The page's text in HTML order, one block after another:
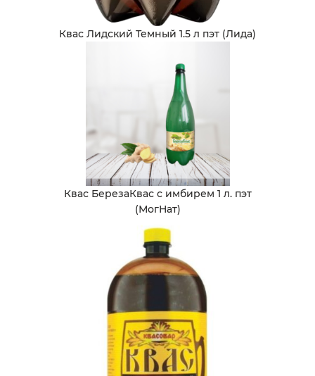
Квас Лидский Темный 1.5 л пэт (Лида)
Квас БерезаКвас с имбирем 1 л. пэт
(МогНат)